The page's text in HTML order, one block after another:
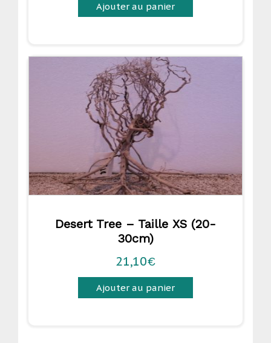
Ajouter au panier
Desert Tree – Taille XS (20-
30cm)
21,10€
Ajouter au panier